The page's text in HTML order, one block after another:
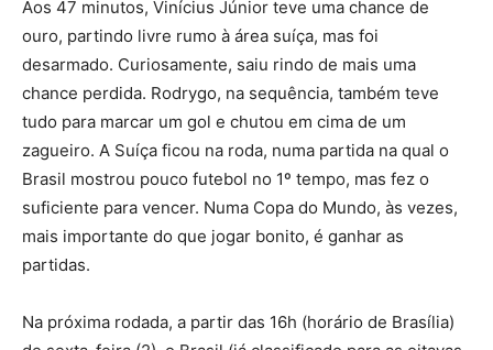
Aos 47 minutos, Vinícius Júnior teve uma chance de
ouro, partindo livre rumo à área suíça, mas foi
desarmado. Curiosamente, saiu rindo de mais uma
chance perdida. Rodrygo, na sequência, também teve
tudo para marcar um gol e chutou em cima de um
zagueiro. A Suíça ficou na roda, numa partida na qual o
Brasil mostrou pouco futebol no 1º tempo, mas fez o
suficiente para vencer. Numa Copa do Mundo, às vezes,
mais importante do que jogar bonito, é ganhar as
partidas.
Na próxima rodada, a partir das 16h (horário de Brasília)